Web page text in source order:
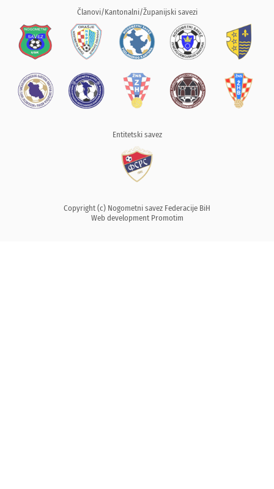
Članovi/Kantonalni/Županijski savezi
Entitetski savez
Copyright (c) Nogometni savez Federacije BiH
Web development Promotim